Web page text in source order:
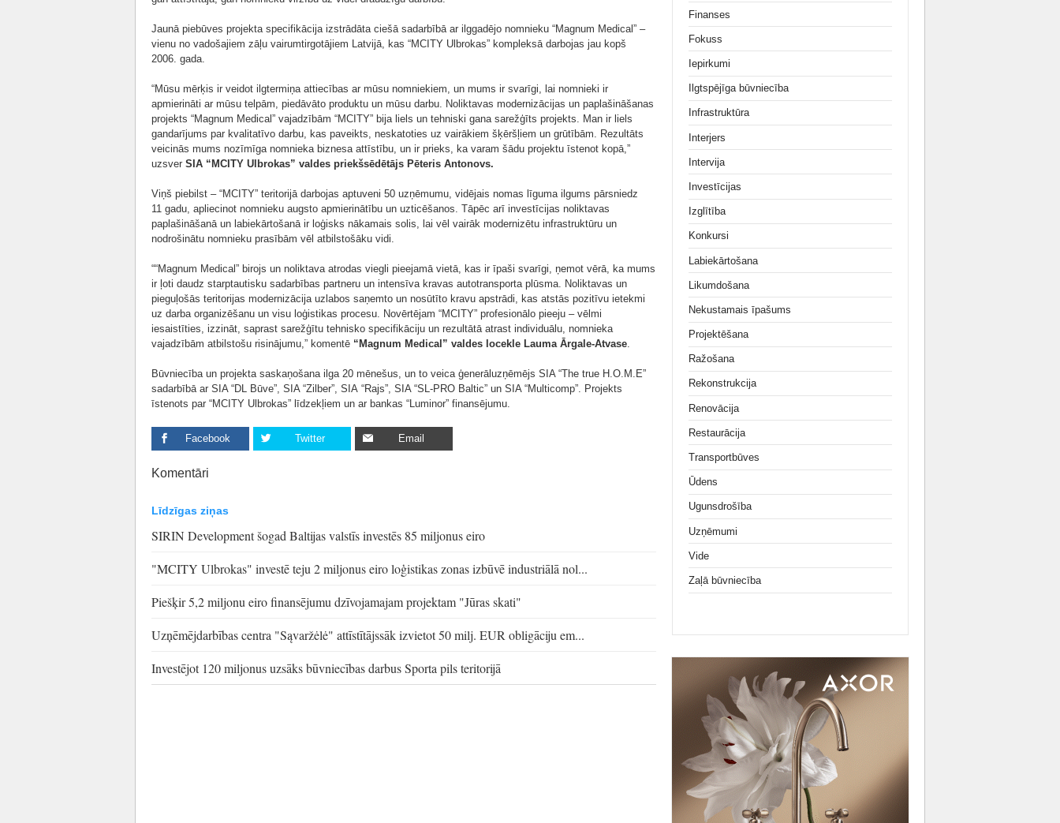
Jaunā piebūves projekta specifikācija izstrādāta ciešā sadarbībā ar ilggadējo nomnieku “Magnum Medical” –
vienu no vadošajiem zāļu vairumtirgotājiem Latvijā, kas “MCITY Ulbrokas” kompleksā darbojas jau kopš
2006. gada.
“Mūsu mērķis ir veidot ilgtermiņa attiecības ar mūsu nomniekiem, un mums ir svarīgi, lai nomnieki ir
apmierināti ar mūsu telpām, piedāvāto produktu un mūsu darbu. Noliktavas modernizācijas un paplašināšanas
projekts “Magnum Medical” vajadzībām “MCITY” bija liels un tehniski gana sarežģīts projekts. Man ir liels
gandarījums par kvalitatīvo darbu, kas paveikts, neskatoties uz vairākiem šķēršļiem un grūtībām. Rezultāts
veicinās mums nozīmīga nomnieka biznesa attīstību, un ir prieks, ka varam šādu projektu īstenot kopā,”
uzsver SIA “MCITY Ulbrokas” valdes priekšsēdētājs Pēteris Antonovs.
Viņš piebilst – “MCITY” teritorijā darbojas aptuveni 50 uzņēmumu, vidējais nomas līguma ilgums pārsniedz
11 gadu, apliecinot nomnieku augsto apmierinātību un uzticēšanos. Tāpēc arī investīcijas noliktavas
paplašināšanā un labiekārtošanā ir loģisks nākamais solis, lai vēl vairāk modernizētu infrastruktūru un
nodrošinātu nomnieku prasībām vēl atbilstošāku vidi.
““Magnum Medical” birojs un noliktava atrodas viegli pieejamā vietā, kas ir īpaši svarīgi, ņemot vērā, ka mums
ir ļoti daudz starptautisku sadarbības partneru un intensīva kravas autotransporta plūsma. Noliktavas un
pieguļošās teritorijas modernizācija uzlabos saņemto un nosūtīto kravu apstrādi, kas atstās pozitīvu ietekmi
uz darba organizēšanu un visu loģistikas procesu. Novērtējam “MCITY” profesionālo pieeju – vēlmi
iesaistīties, izzināt, saprast sarežģītu tehnisko specifikāciju un rezultātā atrast individuālu, nomnieka
vajadzībām atbilstošu risinājumu,” komentē “Magnum Medical” valdes locekle Lauma Ārgale-Atvase.
Būvniecība un projekta saskaņošana ilga 20 mēnešus, un to veica ģenerāluzņēmējs SIA “The true H.O.M.E”
sadarbībā ar SIA “DL Būve”, SIA “Zilber”, SIA “Rajs”, SIA “SL-PRO Baltic” un SIA “Multicomp”. Projekts
īstenots par “MCITY Ulbrokas” līdzekļiem un ar bankas “Luminor” finansējumu.
Facebook Twitter Email
Komentāri
Līdzīgas ziņas
SIRIN Development šogad Baltijas valstīs investēs 85 miljonus eiro
"MCITY Ulbrokas" investē teju 2 miljonus eiro loģistikas zonas izbūvē industriālā nol...
Piešķir 5,2 miljonu eiro finansējumu dzīvojamajam projektam "Jūras skati"
Uzņēmējdarbības centra "Sąvaržėlė" attīstītājssāk izvietot 50 milj. EUR obligāciju em...
Investējot 120 miljonus uzsāks būvniecības darbus Sporta pils teritorijā
Finanses
Fokuss
Iepirkumi
Ilgtspējīga būvniecība
Infrastruktūra
Interjers
Intervija
Investīcijas
Izglītība
Konkursi
Labiekārtošana
Likumdošana
Nekustamais īpašums
Projektēšana
Ražošana
Rekonstrukcija
Renovācija
Restaurācija
Transportbūves
Ūdens
Ugunsdrošība
Uzņēmumi
Vide
Zaļā būvniecība